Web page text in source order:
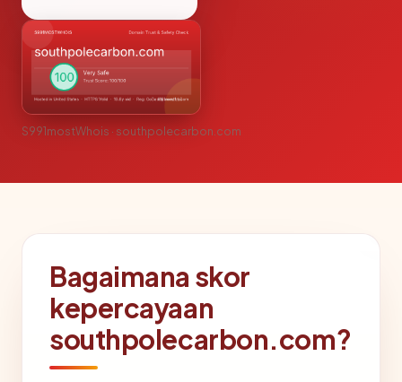
S991mostWhois · southpolecarbon.com
Bagaimana skor
kepercayaan
southpolecarbon.com?